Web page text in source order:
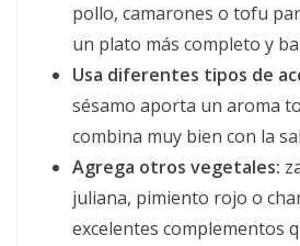
pollo, camarones o tofu
un plato más completo y
Usa diferentes tipos de
sésamo aporta un aroma
combina muy bien con la
Agrega otros vegetales:
juliana, pimiento rojo o
excelentes complementos